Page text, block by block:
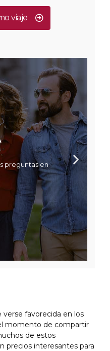
viaje
preguntas en
favorecida en los
momento de compartir
de estos
precios interesantes para